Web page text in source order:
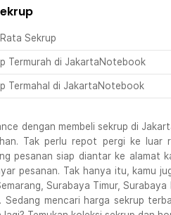
Sekrup
Termurah di JakartaNotebook
Termahal di JakartaNotebook
dengan membeli sekrup di
Tak perlu repot pergi ke luar
pesanan siap diantar ke alamat
pesanan. Tak hanya itu, kamu
Surabaya Timur,
Sedang mencari harga sekrup